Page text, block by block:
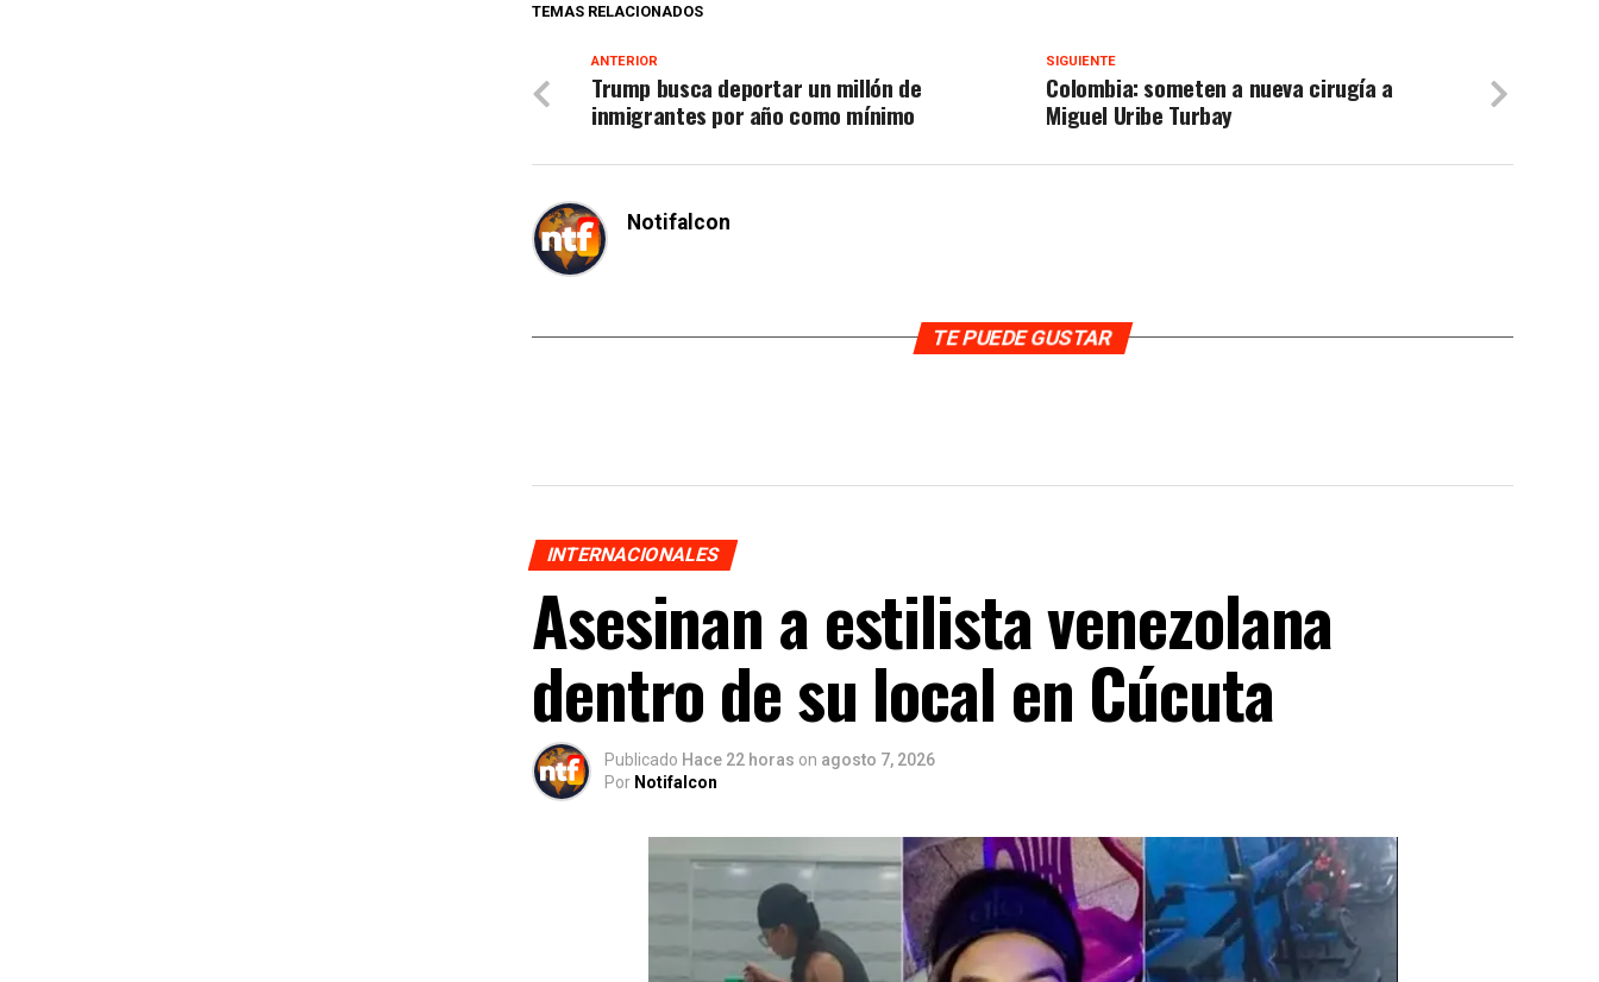
TEMAS RELACIONADOS
SIGUIENTE
Colombia: someten a nueva cirugía a
Miguel Uribe Turbay
ANTERIOR
Trump busca deportar un millón de
inmigrantes por año como mínimo
Notifalcon
TE PUEDE GUSTAR
INTERNACIONALES
Asesinan a estilista venezolana
dentro de su local en Cúcuta
Publicado Hace 22 horas on agosto 7, 2026
Por Notifalcon